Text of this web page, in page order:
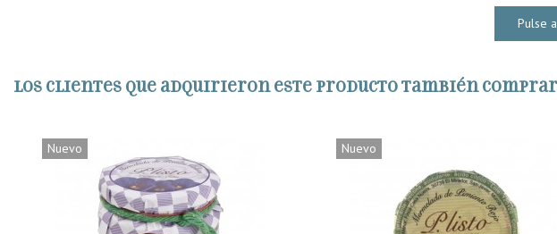
Pulse
Los clientes que adquirieron este producto también
Nuevo Nuevo